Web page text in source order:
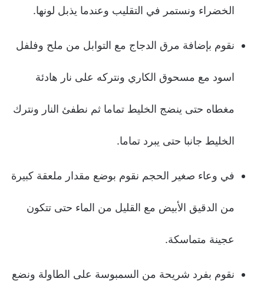
الخضراء ونستمر في التقليب وعندما يذبل لونها.
نقوم بإضافة مرق الدجاج مع التوابل من ملح وفلفل
اسود مع مسحوق الكاري ونتركه على نار هادئة
مغطاه حتى ينضج الخليط تماما ثم نطفئ النار ونترك
الخليط جانبا حتى يبرد تماما.
في وعاء صغير الحجم نقوم بوضع مقدار ملعقة كبيرة
من الدقيق الأبيض مع القليل من الماء حتى تتكون
عجينة متماسكة.
نقوم بفرد شريحة من السمبوسة على الطاولة ونضع